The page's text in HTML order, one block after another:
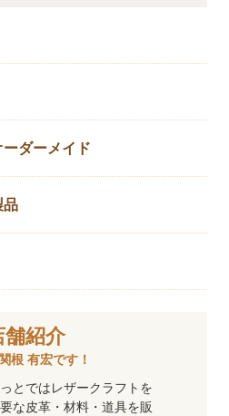
ーダーメイド
品
舗紹介
根 有宏です！
とではレザークラフトを
な皮革・材料・道具を販